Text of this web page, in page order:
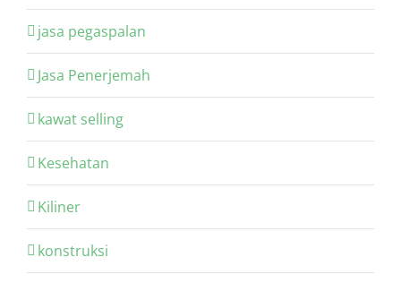
jasa pegaspalan
Jasa Penerjemah
kawat selling
Kesehatan
Kiliner
konstruksi